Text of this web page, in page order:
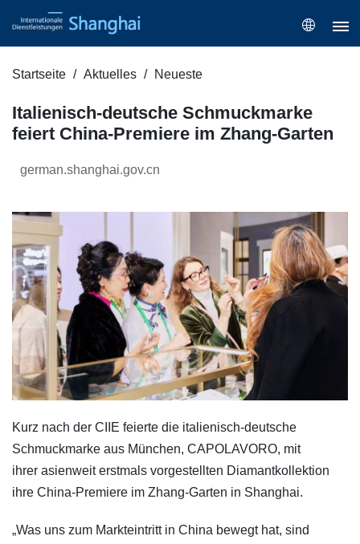
Startseite Aktuelles Neueste
Italienisch-deutsche Schmuckmarke
feiert China-Premiere im Zhang-Garten
german.shanghai.gov.cn
Kurz nach der CIIE feierte die italienisch-deutsche
Schmuckmarke aus München, CAPOLAVORO, mit
ihrer asienweit erstmals vorgestellten Diamantkollektion
ihre China-Premiere im Zhang-Garten in Shanghai.
„Was uns zum Markteintritt in China bewegt hat, sind